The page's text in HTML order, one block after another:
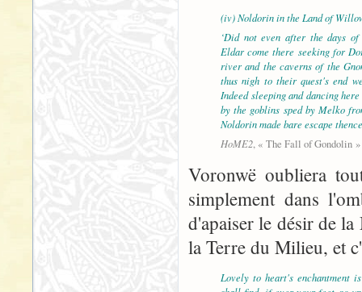
(iv) Noldorin in the Land of
‘Did not even after the days
Eldar come there seeking for
river and the caverns of the
thus nigh to their quest's end
Indeed sleeping and dancing
by the goblins sped by Melko
Noldorin made bare escape
HoME2, « The Fall of Gondolin »
Voronwë oubliera
simplement dans
d'apaiser le désir de
la Terre du Milieu, et
Lovely to heart's enchantment